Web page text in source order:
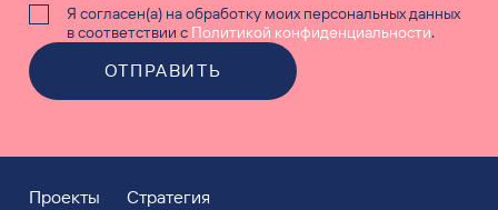
Я согласен(а) на обработку моих персональных данных
в соответствии с Политикой конфиденциальности.
ОТПРАВИТЬ
Проекты Стратегия